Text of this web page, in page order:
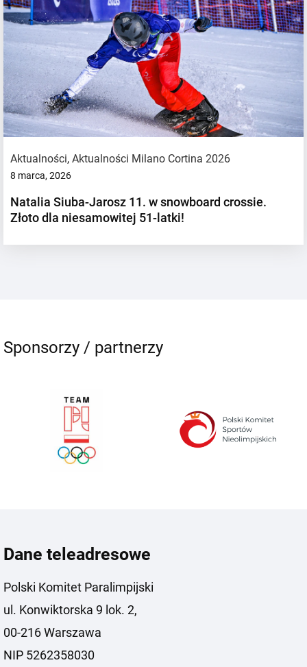
Aktualności, Aktualności Milano Cortina 2026
8 marca, 2026
Natalia Siuba-Jarosz 11. w snowboard crossie.
Złoto dla niesamowitej 51-latki!
Sponsorzy / partnerzy
Dane teleadresowe
Polski Komitet Paralimpijski
ul. Konwiktorska 9 lok. 2,
00-216 Warszawa
NIP 5262358030